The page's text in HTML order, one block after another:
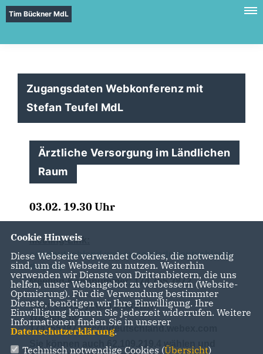
Tim Bückner MdL
Zugangsdaten Webkonferenz mit
Stefan Teufel MdL
Ärztliche Versorgung im Ländlichen
Raum
03.02. 19.30 Uhr
Meeting-Link:
cdudeutschland.webex.com/cdudeutschland-
de/j.php
Meeting-Kennnummer: 174 755 3872
Über Videosystem beitreten
Wählen Sie
1747553872@cdudeutschland.webex.com
Sie können auch 62.109.219.4 wählen und
Cookie Hinweis
Diese Webseite verwendet Cookies, die notwendig
sind, um die Webseite zu nutzen. Weiterhin
verwenden wir Dienste von Drittanbietern, die uns
helfen, unser Webangebot zu verbessern (Website-
Optmierung). Für die Verwendung bestimmter
Dienste, benötigen wir Ihre Einwilligung. Ihre
Einwilligung können Sie jederzeit widerrufen. Weitere
Informationen finden Sie in unserer
Datenschutzerklärung.
Technisch notwendige Cookies (Übersicht)